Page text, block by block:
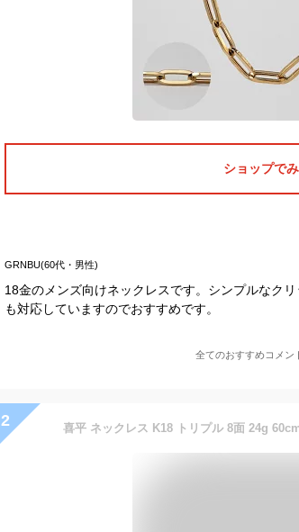
ショップで
GRNBU(60代・男性)
18金のメンズ向けネックレスです。シンプルなク
も対応していますのでおすすめです。
全てのおすすめコメン
2